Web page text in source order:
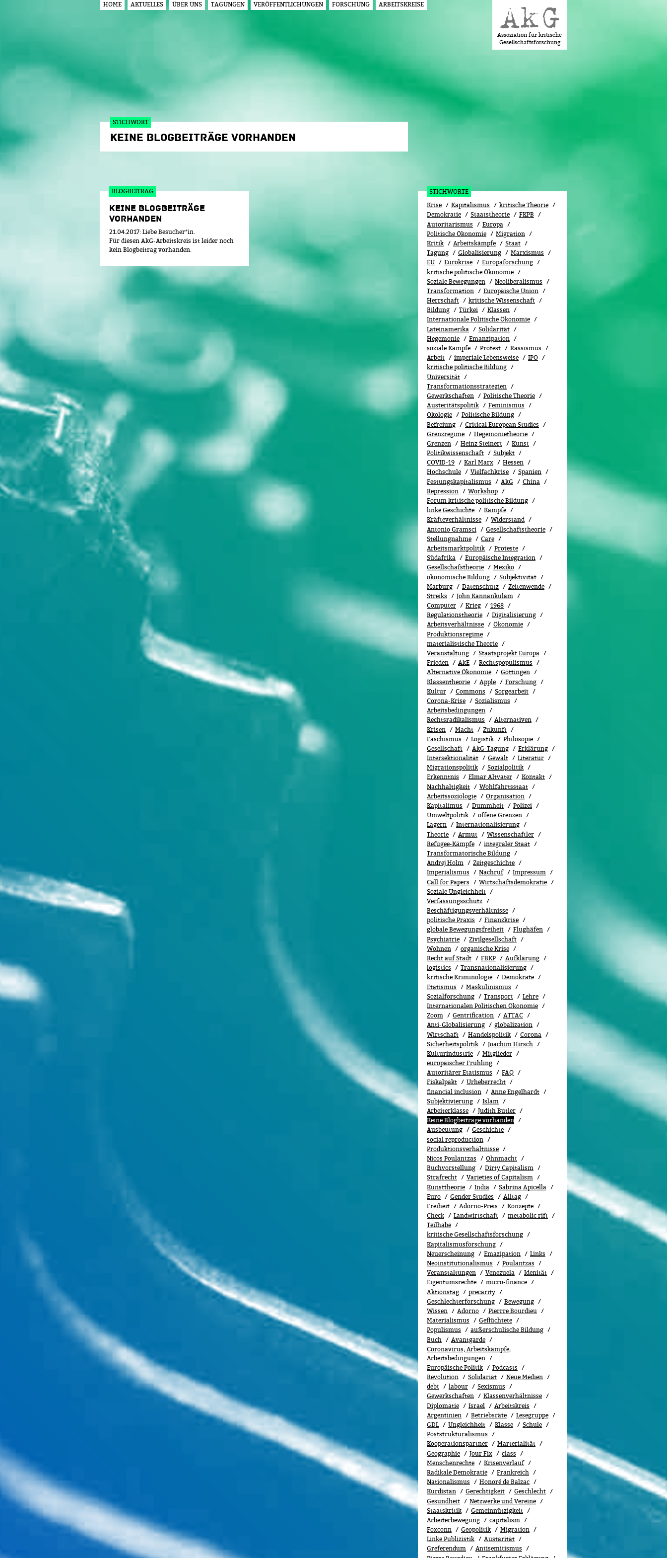
Jump to navigation
HOME AKTUELLES ÜBER UNS TAGUNGEN VERÖFFENTLICHUNGEN FORSCHUNG ARBEITSKREISE
Assoziation für kritische
Gesellschaftsforschung
STICHWORT
KEINE BLOGBEITRÄGE VORHANDEN
BLOGBEITRAG
KEINE BLOGBEITRÄGE
VORHANDEN
21.04.2017: Liebe Besucher*in.
Für diesen AkG-Arbeitskreis ist leider noch
kein Blogbeitrag vorhanden.
STICHWORTE
Krise
Kapitalismus
kritische Theorie
Demokratie
Staatstheorie
FKPB
Autoritarismus
Europa
Politische Ökonomie
Migration
Kritik
Arbeitskämpfe
Staat
Tagung
Globalisierung
Marxismus
EU
Eurokrise
Europaforschung
kritische politische Ökonomie
Soziale Bewegungen
Neoliberalismus
Transformation
Europäische Union
Herrschaft
kritische Wissenschaft
Bildung
Türkei
Klassen
Internationale Politische Ökonomie
Lateinamerika
Solidarität
Hegemonie
Emanzipation
soziale Kämpfe
Protest
Rassismus
Arbeit
imperiale Lebensweise
IPÖ
kritische politische Bildung
Universität
Transformationsstrategien
Gewerkschaften
Politische Theorie
Austeritätspolitik
Feminismus
Ökolo­gie
Politische Bildung
Befreiung
Critical European Studies
Grenzregime
Hegemonietheorie
Grenzen
Heinz Steinert
Kunst
Politikwissenschaft
Subjekt
COVID-19
Karl Marx
Hessen
Hochschule
Vielfachkrise
Spanien
Festungskapitalismus
AkG
China
Repression
Workshop
Forum kritische politische Bildung
linke Geschichte
Kämpfe
Kräfteverhältnisse
Widerstand
Antonio Gramsci
Gesellschaftstheorie
Stellungnahme
Care
Arbeitsmarktpolitik
Proteste
Südafrika
Europäische Integration
Gesellschafstheorie
Mexiko
ökonomische Bildung
Subjektivität
Marburg
Datenschutz
Zeitenwende
Streiks
John Kannankulam
Computer
Krieg
1968
Regulationstheorie
Digitalisierung
Arbeitsverhältnisse
Ökonomie
Produktionsregime
materialistische Theorie
Veranstaltung
Staatsprojekt Europa
Frieden
AkE
Rechtspopulismus
Alternative Ökonomie
Göttingen
Klassentheorie
Apple
Forschung
Kultur
Commons
Sorgearbeit
Corona-Krise
Sozialismus
Arbeitsbedingungen
Rechtsradikalismus
Alternativen
Krisen
Macht
Zukunft
Faschismus
Logistik
Philosopie
Gesellschaft
AkG-Tagung
Erklärung
Intersektionalität
Gewalt
Literatur
Migrationspolitik
Sozi­al­po­li­tik
Erkenntnis
Elmar Altvater
Kontakt
Nachhaltigkeit
Wohlfahrtsstaat
Arbeitssoziologie
Organisation
Kapitalimus
Dummheit
Polizei
Umweltpolitik
offene Grenzen
Lagern
Internationalisierung
Theorie
Armut
Wissenschaftler
Refugee-Kämpfe
integraler Staat
Transformatorische Bildung
Andrej Holm
Zeitgeschichte
Imperialismus
Nachruf
Impressum
Call for Papers
Wirtschaftsdemokratie
Soziale Ungleichheit
Verfassungsschutz
Beschäftigungsverhältnisse
politische Praxis
Finanzkrise
globale Bewegungsfreiheit
Flughäfen
Psychiatrie
Zivilgesellschaft
Wohnen
organische Krise
Recht auf Stadt
FBKP
Aufklärung
logistics
Transnationalisierung
kritische Kriminologie
Demokrate
Etatismus
Maskulinismus
Sozialforschung
Transport
Lehre
Internationalen Politischen Ökonomie
Zoom
Gentrification
ATTAC
Anti-Globalisierung
globalization
Wirtschaft
Handelspolitik
Corona
Sicherheitspolitik
Joachim Hirsch
Kulturindustrie
Mitglieder
europäischer Frühling
Autoritärer Etatismus
FAQ
Fiskalpakt
Urheberrecht
financial inclusion
Anne Engelhardt
Subjektivierung
Islam
Arbeiterklasse
Judith Butler
Keine Blogbeiträge vorhanden
Ausbeutung
Geschichte
social reproduction
Produktionsverhältnisse
Nicos Poulantzas
Ohnmacht
Buchvorstellung
Dirty Capitalism
Strafrecht
Varieties of Capitalism
Kunsttheorie
India
Sabrina Apicella
Euro
Gender Studies
All­tag
Freiheit
Adorno-Preis
Konzepte
Check
Landwirtschaft
metabolic rift
Teilhabe
kritische Gesellschaftsforschung
Kapitalismusforschung
Neuerscheinung
Emazipation
Links
Neoinstitutionalismus
Poulantzas
Veranstaltungen
Venezuela
Idenität
Eigentumsrechte
micro-finance
Aktionstag
precarity
Geschlechterforschung
Bewe­gung
Wissen
Adorno
Pierrre Bourdieu
Materialismus
Geflüchtete
Populismus
außerschulische Bildung
Buch
Avantgarde
Coronavirus; Arbeitskämpfe;
Arbeitsbedingungen
Europäische Politik
Podcasts
Revolution
Solidariät
Neue Medien
debt
labour
Sexismus
Gewerk­schaf­ten
Klassenverhältnisse
Diplomatie
Israel
Arbeitskreis
Argentinien
Betriebsräte
Lesegruppe
GDL
Ungleichheit Klasse
Schule
Poststrukturalismus
Kooperationspartner
Marterialität
Geographie
Jour Fix
class
Menschenrechte
Kri­sen­ver­lauf
Radikale Demokratie
Frankreich
Nationalismus
Honoré de Balzac
Kurdistan
Gerechtigkeit
Geschlecht
Gesundheit
Netzwerke und Vereine
Staatskritik
Gemeinnützigkeit
Arbeiterbewegung
capitalism
Foxconn
Geopolitik
Migra­tion
Linke Publizistik
Austarität
Greferendum
Antisemitismus